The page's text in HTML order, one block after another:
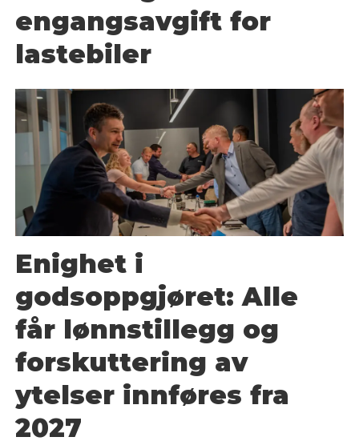
engangsavgift for
lastebiler
Enighet i
godsoppgjøret: Alle
får lønnstillegg og
forskuttering av
ytelser innføres fra
2027